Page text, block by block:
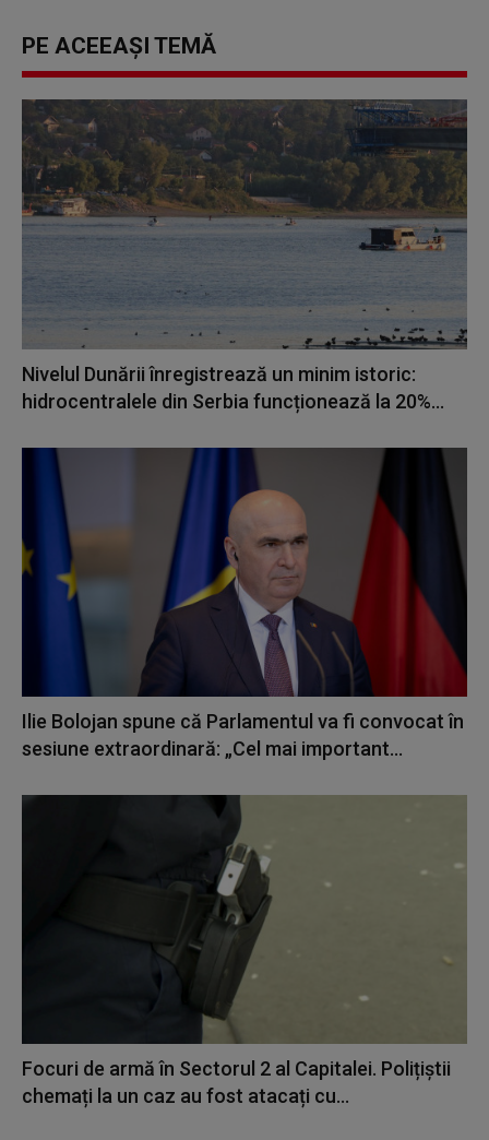
PE ACEEAȘI TEMĂ
Nivelul Dunării înregistrează un minim istoric:
hidrocentralele din Serbia funcționează la 20%...
Ilie Bolojan spune că Parlamentul va fi convocat în
sesiune extraordinară: „Cel mai important...
Focuri de armă în Sectorul 2 al Capitalei. Polițiștii
chemați la un caz au fost atacați cu...